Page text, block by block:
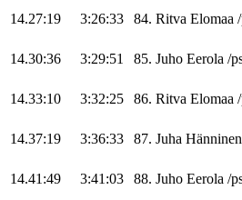
14.27:19 3:26:33 84. Ritva Elomaa /
14.30:36 3:29:51 85. Juho Eerola /
14.33:10 3:32:25 86. Ritva Elomaa /
14.37:19 3:36:33 87. Juha Hänninen
14.41:49 3:41:03 88. Juho Eerola /